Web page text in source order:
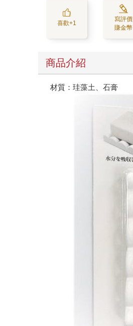
喜歡+1
寫評價
賺金幣
商品介紹
材質：珪藻土、石膏